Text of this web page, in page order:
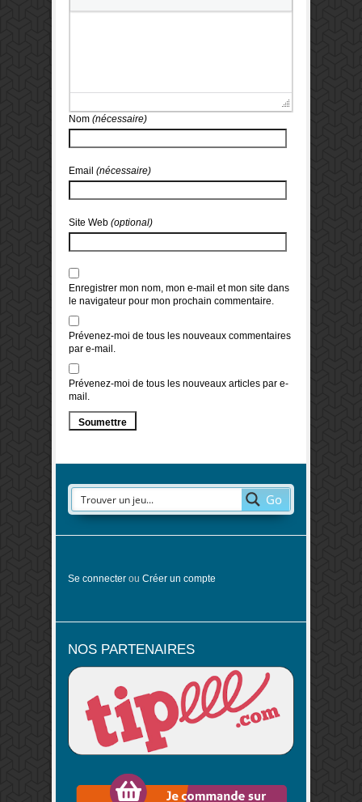
Nom (nécessaire)
Email (nécessaire)
Site Web (optional)
Enregistrer mon nom, mon e-mail et mon site dans
le navigateur pour mon prochain commentaire.
Prévenez-moi de tous les nouveaux commentaires
par e-mail.
Prévenez-moi de tous les nouveaux articles par e-
mail.
Go
Se connecter ou Créer un compte
NOS PARTENAIRES